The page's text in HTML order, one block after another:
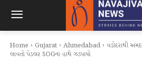
Home Gujarat Ahmedabad
વડોદરાથી
લાવતો પેડલર SOGના હાથે ઝડપાયો